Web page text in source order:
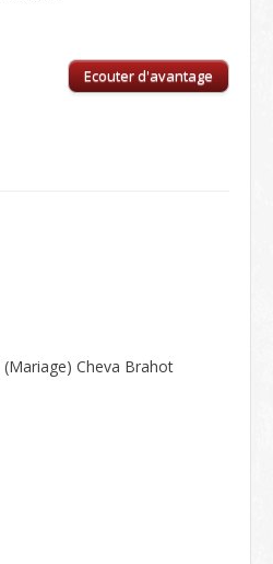
Ecouter d'avantage
(Mariage) Cheva Brahot